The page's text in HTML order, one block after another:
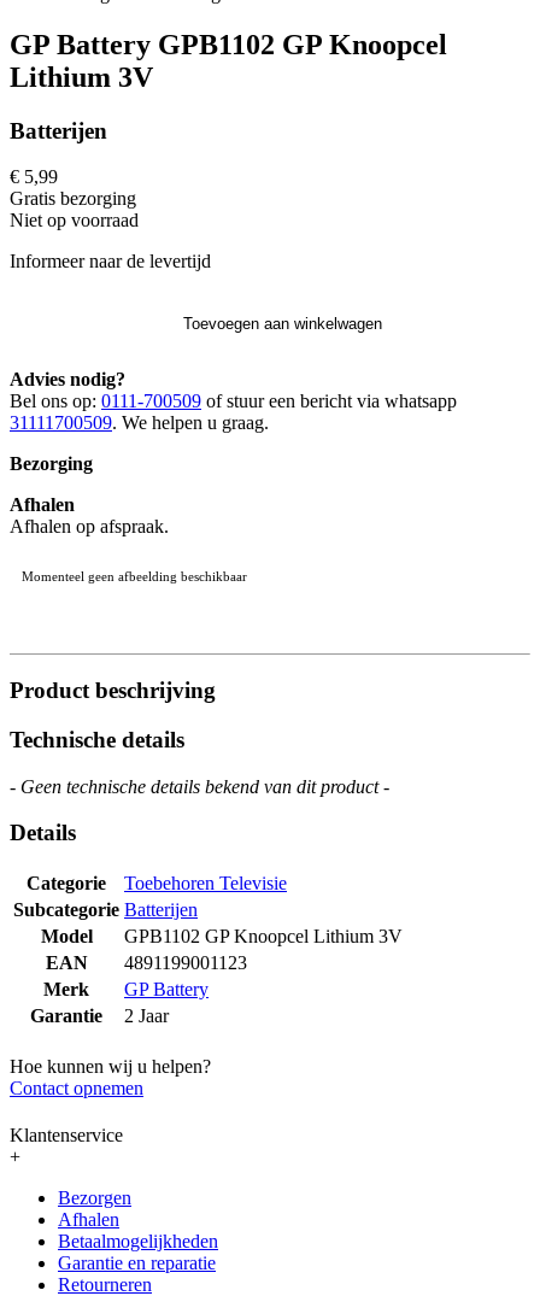
GP Battery GPB1102 GP Knoopcel
Lithium 3V
Batterijen
€ 5,99
Gratis bezorging
Niet op voorraad
Informeer naar de levertijd
Toevoegen aan winkelwagen
Advies nodig?
Bel ons op: 0111-700509 of stuur een bericht via whatsapp
31111700509. We helpen u graag.
Bezorging
Afhalen
Afhalen op afspraak.
Momenteel geen afbeelding beschikbaar
Product beschrijving
Technische details
- Geen technische details bekend van dit product -
Details
Categorie
Toebehoren Televisie
Subcategorie Batterijen
Model
GPB1102 GP Knoopcel Lithium 3V
EAN
4891199001123
Merk
GP Battery
Garantie
2 Jaar
Hoe kunnen wij u helpen?
Contact opnemen
Klantenservice
+
Bezorgen
Afhalen
Betaalmogelijkheden
Garantie en reparatie
Retourneren